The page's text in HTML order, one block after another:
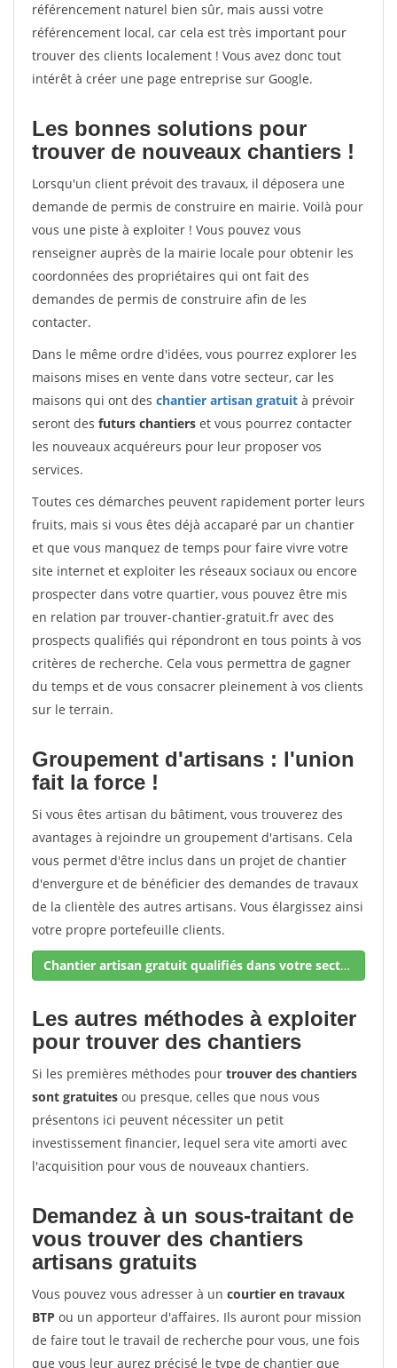
référencement naturel bien sûr, mais aussi votre
référencement local, car cela est très important pour
trouver des clients localement ! Vous avez donc tout
intérêt à créer une page entreprise sur Google.
Les bonnes solutions pour
trouver de nouveaux chantiers !
Lorsqu'un client prévoit des travaux, il déposera une
demande de permis de construire en mairie. Voilà pour
vous une piste à exploiter ! Vous pouvez vous
renseigner auprès de la mairie locale pour obtenir les
coordonnées des propriétaires qui ont fait des
demandes de permis de construire afin de les
contacter.
Dans le même ordre d'idées, vous pourrez explorer les
maisons mises en vente dans votre secteur, car les
maisons qui ont des chantier artisan gratuit à prévoir
seront des futurs chantiers et vous pourrez contacter
les nouveaux acquéreurs pour leur proposer vos
services.
Toutes ces démarches peuvent rapidement porter leurs
fruits, mais si vous êtes déjà accaparé par un chantier
et que vous manquez de temps pour faire vivre votre
site internet et exploiter les réseaux sociaux ou encore
prospecter dans votre quartier, vous pouvez être mis
en relation par trouver-chantier-gratuit.fr avec des
prospects qualifiés qui répondront en tous points à vos
critères de recherche. Cela vous permettra de gagner
du temps et de vous consacrer pleinement à vos clients
sur le terrain.
Groupement d'artisans : l'union
fait la force !
Si vous êtes artisan du bâtiment, vous trouverez des
avantages à rejoindre un groupement d'artisans. Cela
vous permet d'être inclus dans un projet de chantier
d'envergure et de bénéficier des demandes de travaux
de la clientèle des autres artisans. Vous élargissez ainsi
votre propre portefeuille clients.
Chantier artisan gratuit qualifiés dans votre secteur !
Les autres méthodes à exploiter
pour trouver des chantiers
Si les premières méthodes pour trouver des chantiers
sont gratuites ou presque, celles que nous vous
présentons ici peuvent nécessiter un petit
investissement financier, lequel sera vite amorti avec
l'acquisition pour vous de nouveaux chantiers.
Demandez à un sous-traitant de
vous trouver des chantiers
artisans gratuits
Vous pouvez vous adresser à un courtier en travaux
BTP ou un apporteur d'affaires. Ils auront pour mission
de faire tout le travail de recherche pour vous, une fois
que vous leur aurez précisé le type de chantier que